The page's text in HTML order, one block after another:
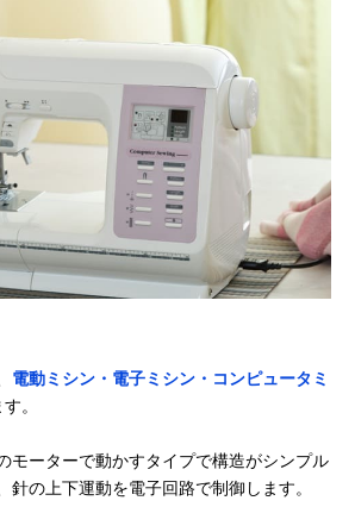
電動ミシン・電子ミシン・コンピュータミ
。
モーターで動かすタイプで構造がシンプル
針の上下運動を電子回路で制御します。